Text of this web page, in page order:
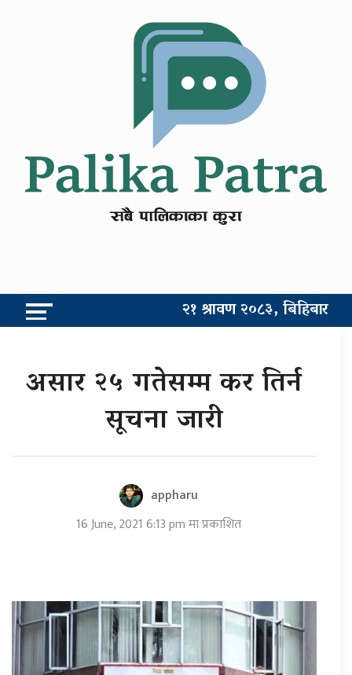
२१ श्रावण २०८३, बिहिबार
असार २५ गतेसम्म कर तिर्न
सूचना जारी
appharu
16 June, 2021 6:13 pm मा प्रकाशित